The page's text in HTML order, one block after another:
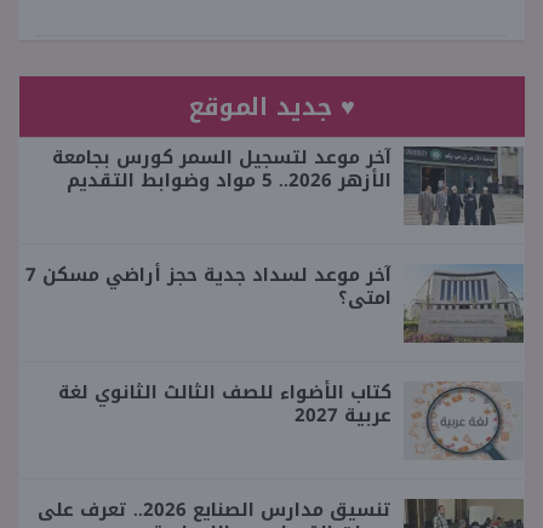
♥ جديد الموقع
آخر موعد لتسجيل السمر كورس بجامعة
الأزهر 2026.. 5 مواد وضوابط التقديم
آخر موعد لسداد جدية حجز أراضي مسكن 7
امتى؟
كتاب الأضواء للصف الثالث الثانوي لغة
عربية 2027
تنسيق مدارس الصنايع 2026.. تعرف على